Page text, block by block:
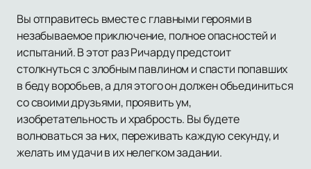
Вы отправитесь вместе с главными героями в
незабываемое приключение, полное опасностей и
испытаний. В этот раз Ричарду предстоит
столкнуться с злобным павлином и спасти попавших
в беду воробьев, а для этого он должен объединиться
со своими друзьями, проявить ум,
изобретательность и храбрость. Вы будете
волноваться за них, переживать каждую секунду, и
желать им удачи в их нелегком задании.